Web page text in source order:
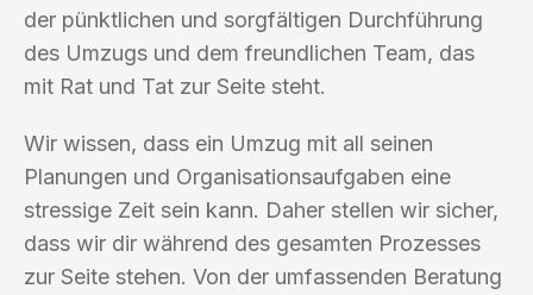
der pünktlichen und sorgfältigen Durchführung
des Umzugs und dem freundlichen Team, das
mit Rat und Tat zur Seite steht.
Wir wissen, dass ein Umzug mit all seinen
Planungen und Organisationsaufgaben eine
stressige Zeit sein kann. Daher stellen wir sicher,
dass wir dir während des gesamten Prozesses
zur Seite stehen. Von der umfassenden Beratung